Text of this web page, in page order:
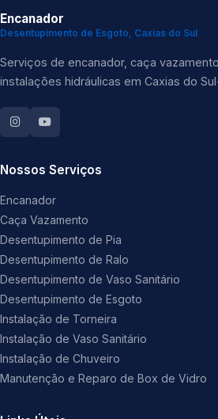
Encanador
Desentupimento de Esgoto, Caxias do Sul
Serviços de encanador, caça
instalações hidráulicas em Caxias do
Nossos Serviços
Encanador
Caça Vazamento
Desentupimento de Pia
Desentupimento de Ralo
Desentupimento de Vaso Sanitário
Desentupimento de Esgoto
Instalação de Torneira
Instalação de Vaso Sanitário
Instalação de Chuveiro
Manutenção e Reparo de Box de Vidro